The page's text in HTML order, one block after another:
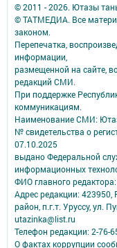
© 2011 - 2026. Ютазы
© ТАТМЕДИА. Все
законом.
Перепечатка,
информации,
размещенной на сайте,
редакций СМИ.
При поддержке
коммуникациям.
Наименование СМИ:
№ свидетельства о
07.10.2025
выдано Федеральной
информационных
ФИО главного
Адрес редакции: 423950,
район, п.г.т. Уруссу, ул.
utazinka@list.ru
Телефон редакции: 2-76-
О фактах коррупции